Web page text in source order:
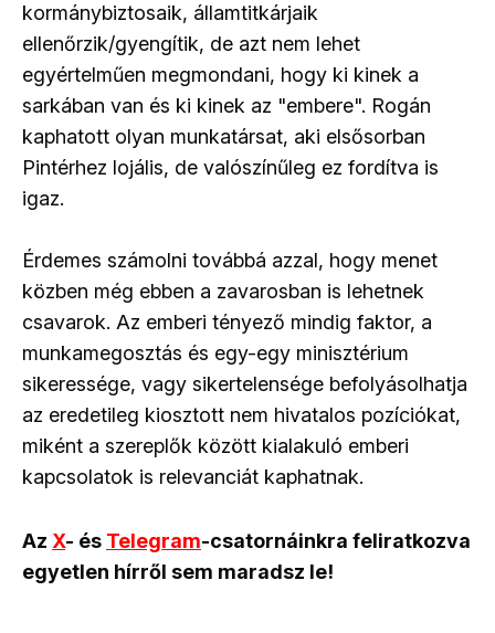
kormánybiztosaik, államtitkárjaik
ellenőrzik/gyengítik, de azt nem lehet
egyértelműen megmondani, hogy ki kinek a
sarkában van és ki kinek az "embere". Rogán
kaphatott olyan munkatársat, aki elsősorban
Pintérhez lojális, de valószínűleg ez fordítva is
igaz.
Érdemes számolni továbbá azzal, hogy menet
közben még ebben a zavarosban is lehetnek
csavarok. Az emberi tényező mindig faktor, a
munkamegosztás és egy-egy minisztérium
sikeressége, vagy sikertelensége befolyásolhatja
az eredetileg kiosztott nem hivatalos pozíciókat,
miként a szereplők között kialakuló emberi
kapcsolatok is relevanciát kaphatnak.
Az X- és Telegram-csatornáinkra feliratkozva
egyetlen hírről sem maradsz le!